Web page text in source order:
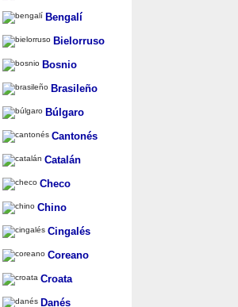
Bengalí
Bielorruso
Bosnio
Brasileño
Búlgaro
Cantonés
Catalán
Checo
Chino
Cingalés
Coreano
Croata
Danés